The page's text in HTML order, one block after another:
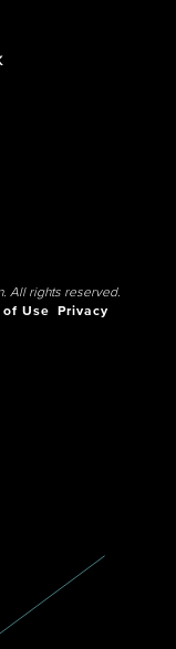
All rights reserved.
of Use
Privacy